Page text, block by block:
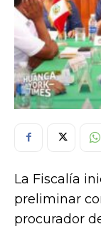
La Fiscalía
preliminar
procurador